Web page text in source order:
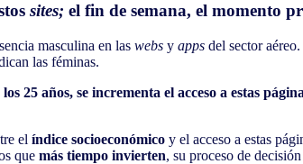
sites; el fin de semana, el momento
masculina en las webs y apps del sector
las féminas.
25 años, se incrementa el acceso a estas
el índice socioeconómico y el acceso a estas
que más tiempo invierten, su proceso de